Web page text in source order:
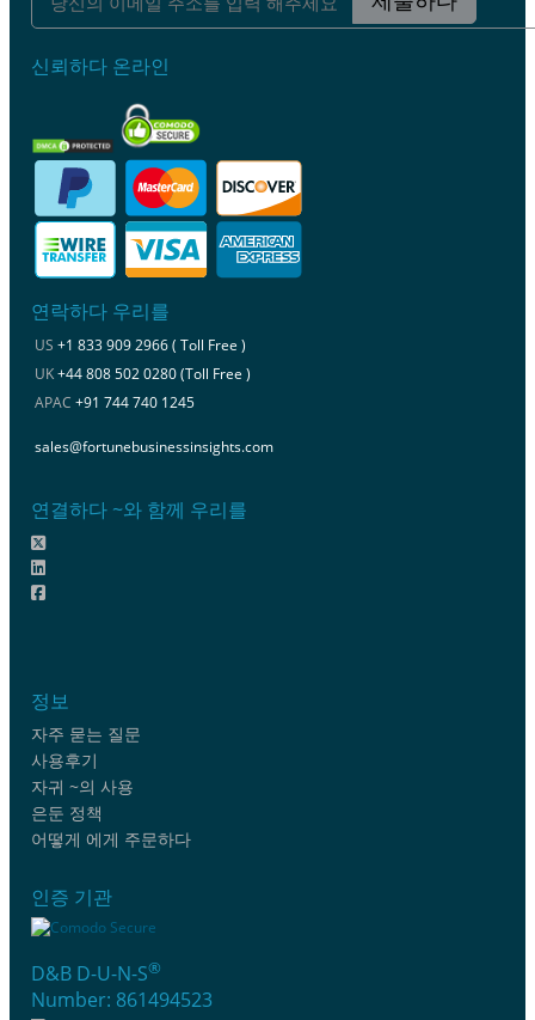
신뢰하다 온라인
연락하다 우리를
US +1 833 909 2966 ( Toll Free )
UK+44 808 502 0280 (Toll Free )
APAC +91 744 740 1245
sales@fortunebusinessinsights.com
연결하다 ~와 함께 우리를
정보
자주 묻는 질문
사용후기
자귀 ~의 사용
은둔 정책
어떻게 에게 주문하다
인증 기관
D&B D-U-N-S®
Number: 861494523